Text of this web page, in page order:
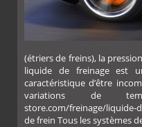
(étriers de freins), la
liquide de freinage est
caractéristique d’être
variations de
store.com/freinage/liquide-
de frein Tous les systèmes